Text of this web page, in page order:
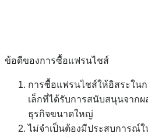
ข้อดีของการซื้อแฟรนไชส์
การซื้อแฟรนไชส์ให้อิสระใน
เล็กที่ได้รับการสนับสนุนจาก
ธุรกิจขนาดใหญ่
ไม่จำเป็นต้องมีประสบการณ์